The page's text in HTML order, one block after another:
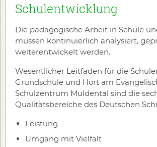
Schulentwicklung
Die pädagogische Arbeit in Schule
müssen kontinuierlich analysiert,
weiterentwickelt werden.
Wesentlicher Leitfaden für die
Grundschule und Hort am
Schulzentrum Muldental sind die
Qualitätsbereiche des Deutschen
Leistung
Umgang mit Vielfalt